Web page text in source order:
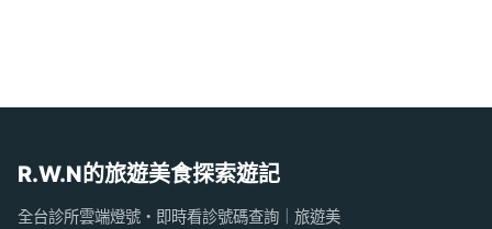
R.W.N的旅遊美食探索遊記
全台診所雲端燈號・即時看診號碼查詢｜旅遊美